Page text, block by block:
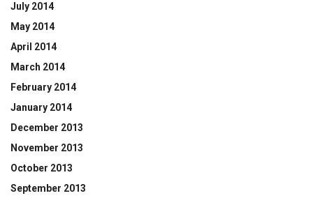
July 2014
May 2014
April 2014
March 2014
February 2014
January 2014
December 2013
November 2013
October 2013
September 2013